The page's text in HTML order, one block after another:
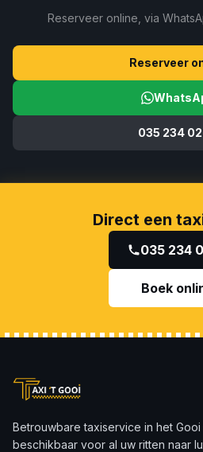
Reserveer online, via
Reserveer
035 234
Direct een
035 234
Boek
Betrouwbare taxiservice in het
beschikbaar voor al uw ritten naar